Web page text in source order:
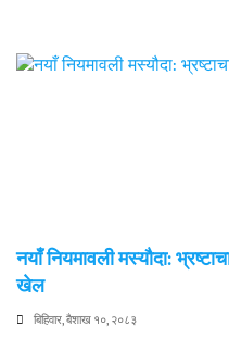
नयाँ नियमावली मस्यौदा:
खेल
बिहिवार, बैशाख १०, २०८३